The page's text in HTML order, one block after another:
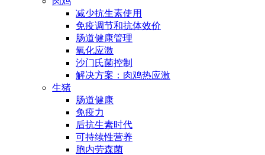
减少抗生素使用
免疫调节和抗体效价
肠道健康管理
氧化应激
沙门氏菌控制
解决方案：肉鸡热应激
生猪
肠道健康
免疫力
后抗生素时代
可持续性营养
胞内劳森菌